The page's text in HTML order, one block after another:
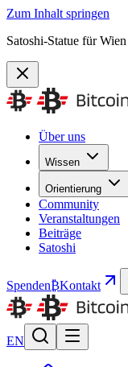
Zum Inhalt springen
Satoshi-Statue für
Über uns
Wissen
Orientierung
Community
Veranstaltungen
Beiträge
Satoshi
Spenden₿Kontakt
EN